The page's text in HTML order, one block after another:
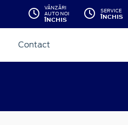
VÂNZĂRI
AUTO NOI
ÎNCHIS
SERVICE
ÎNCHIS
Contact